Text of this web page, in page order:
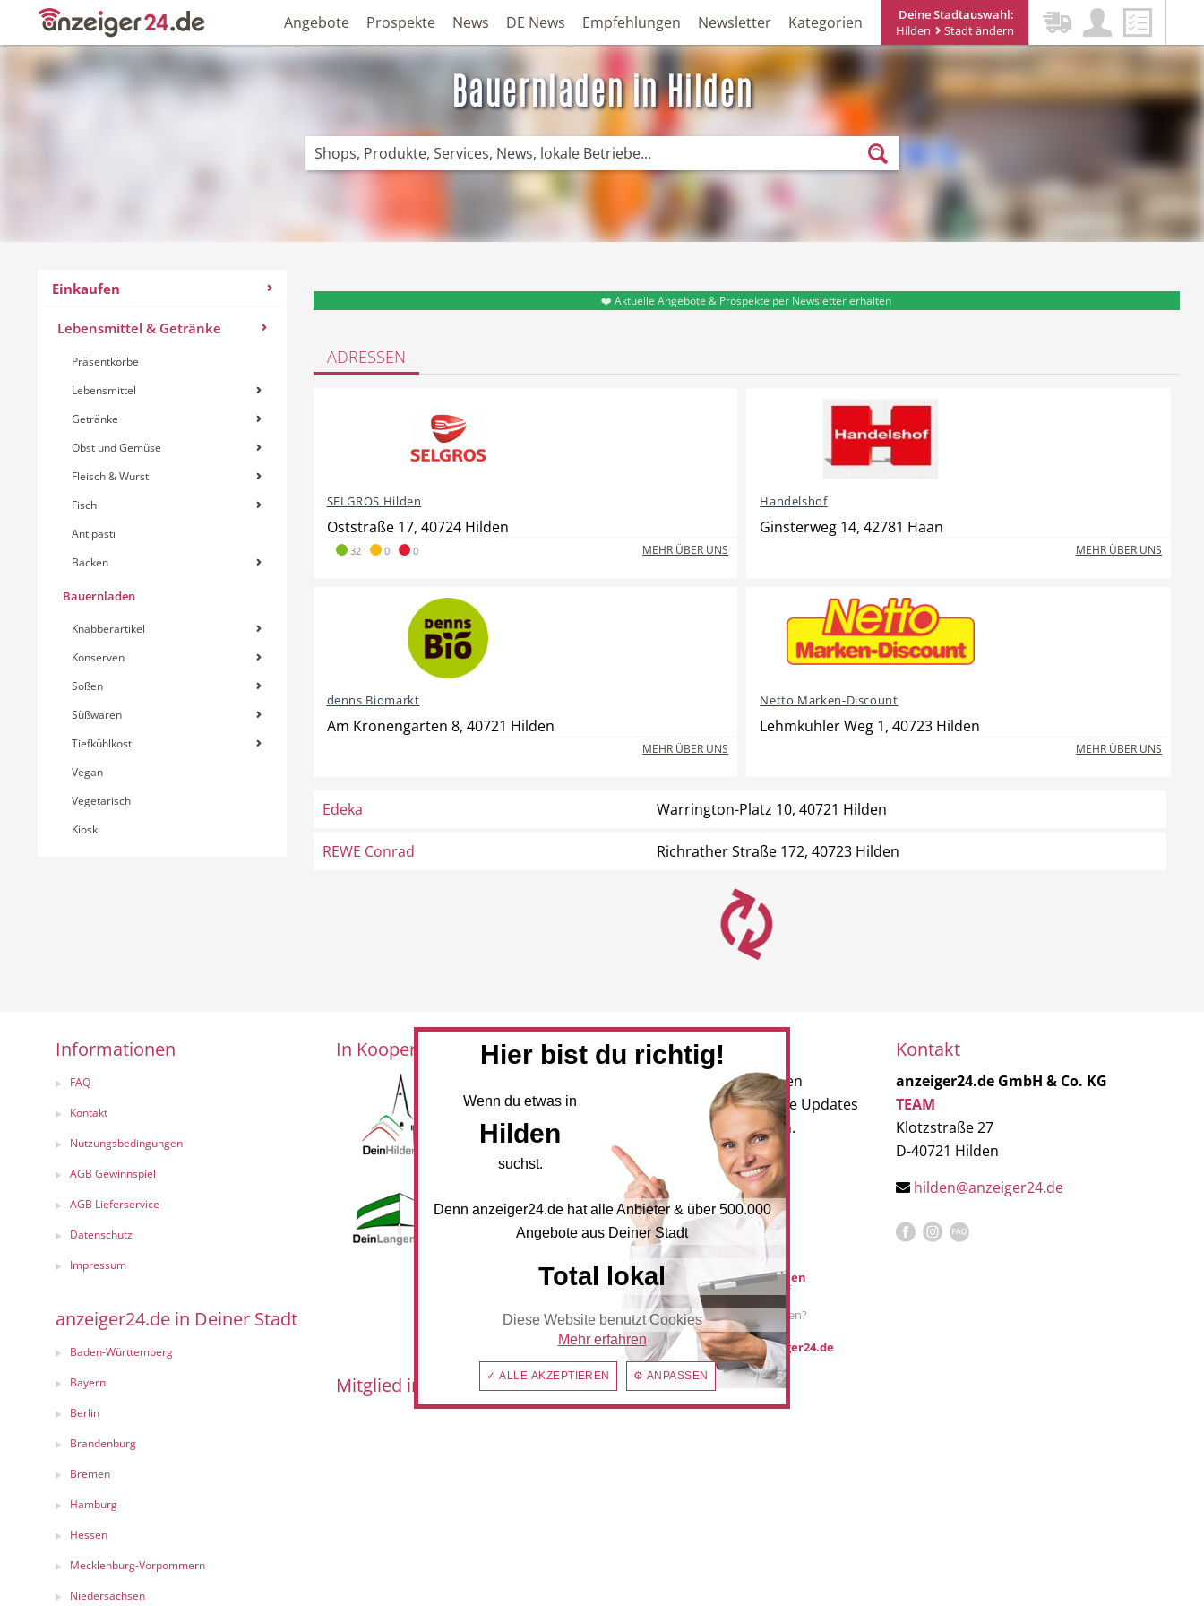
Deine Stadtauswahl:
Hilden
Stadt ändern
Angebote Prospekte News DE News Empfehlungen Newsletter Kategorien
Bauernladen in Hilden
Einkaufen
Lebensmittel & Getränke
Präsentkörbe
Lebensmittel
Getränke
Obst und Gemüse
Fleisch & Wurst
Fisch
Antipasti
Backen
Bauernladen
Knabberartikel
Konserven
Soßen
Süßwaren
Tiefkühlkost
Vegan
Vegetarisch
Kiosk
❤️ Aktuelle Angebote & Prospekte per Newsletter erhalten
ADRESSEN
SELGROS Hilden
Oststraße 17, 40724 Hilden
32 0 0 MEHR ÜBER UNS
Handelshof
Ginsterweg 14, 42781 Haan
MEHR ÜBER UNS
denns Biomarkt
Am Kronengarten 8, 40721 Hilden
MEHR ÜBER UNS
Netto Marken-Discount
Lehmkuhler Weg 1, 40723 Hilden
MEHR ÜBER UNS
Edeka Warrington-Platz 10, 40721 Hilden
REWE Conrad Richrather Straße 172, 40723 Hilden
Informationen
FAQ
Kontakt
Nutzungsbedingungen
AGB Gewinnspiel
AGB Lieferservice
Datenschutz
Impressum
anzeiger24.de in Deiner Stadt
Baden-Württemberg
Bayern
Berlin
Brandenburg
Bremen
Hamburg
Hessen
Mecklenburg-Vorpommern
Niedersachsen
In Kooperation mit:
Mitglied im:
Newsletter
Melden Sie sich für unseren
Newsletter an, um neueste Updates
und Angebote zu erhalten.
NEWSLETTER BESTELLEN
Mediadaten
Werbung buchen
Sie möchten auf
Werbung schalten?
hilden@anzeiger24.de
Kontakt
anzeiger24.de GmbH & Co. KG
TEAM
Klotzstraße 27
D-40721 Hilden
hilden@anzeiger24.de
Hier bist du richtig!
Wenn du etwas in
Hilden
suchst.
Denn anzeiger24.de hat alle Anbieter & über 500.000
Angebote aus Deiner Stadt
Total lokal
Diese Website benutzt Cookies
Mehr erfahren
✓ ALLE AKZEPTIEREN ⚙ ANPASSEN